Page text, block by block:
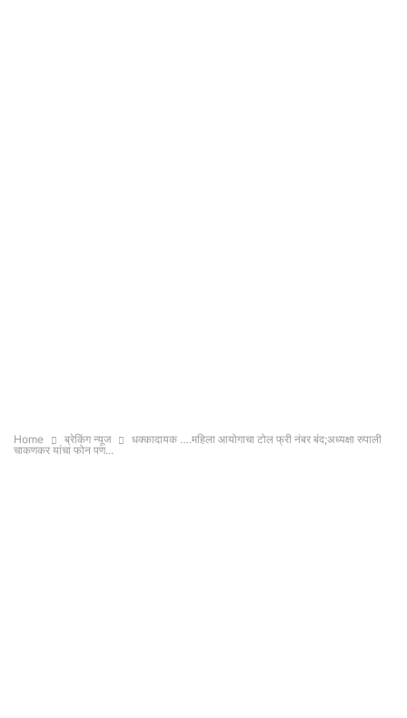
Home ब्रेकिंग न्यूज
धक्कादायक ….महिला आयोगाचा टोल फ्री नंबर बंद;अध्यक्षा रुपाली
चाकणकर यांचा फोन पण...